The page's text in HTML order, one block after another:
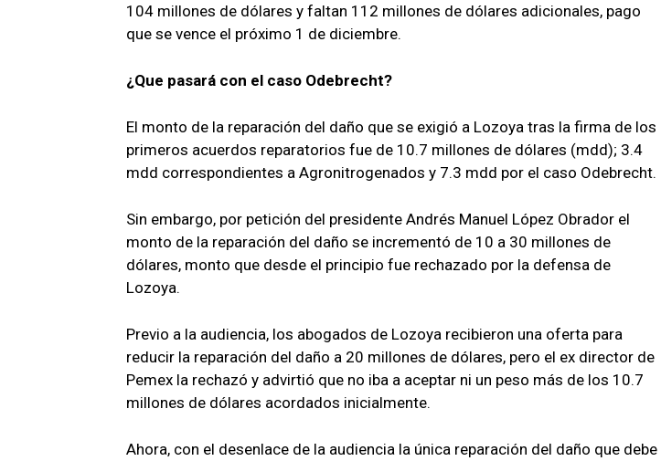
104 millones de dólares y faltan 112 millones de dólares adicionales, pago
que se vence el próximo 1 de diciembre.
¿Que pasará con el caso Odebrecht?
El monto de la reparación del daño que se exigió a Lozoya tras la firma de los
primeros acuerdos reparatorios fue de 10.7 millones de dólares (mdd); 3.4
mdd correspondientes a Agronitrogenados y 7.3 mdd por el caso Odebrecht.
Sin embargo, por petición del presidente Andrés Manuel López Obrador el
monto de la reparación del daño se incrementó de 10 a 30 millones de
dólares, monto que desde el principio fue rechazado por la defensa de
Lozoya.
Previo a la audiencia, los abogados de Lozoya recibieron una oferta para
reducir la reparación del daño a 20 millones de dólares, pero el ex director de
Pemex la rechazó y advirtió que no iba a aceptar ni un peso más de los 10.7
millones de dólares acordados inicialmente.
Ahora, con el desenlace de la audiencia la única reparación del daño que debe